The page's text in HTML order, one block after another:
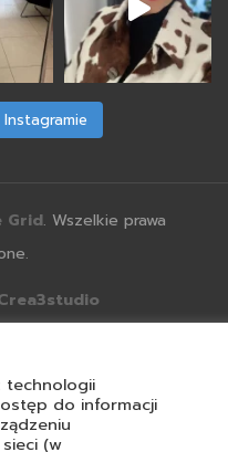
Grid. Wszelkie prawa
technologii
do informacji
(w